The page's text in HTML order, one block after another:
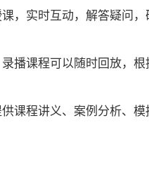
，实时互动，解答疑问
播课程可以随时回放，
课程讲义、案例分析、